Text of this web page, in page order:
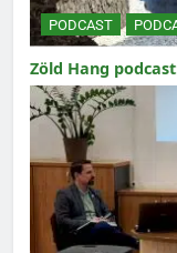
PODCAST
Zöld Hang